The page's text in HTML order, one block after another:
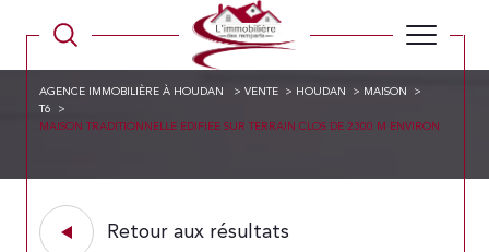
AGENCE IMMOBILIÈRE À HOUDAN VENTE HOUDAN
MAISON
T6
MAISON TRADITIONNELLE EDIFIEE SUR TERRAIN CLOS DE 2300 M ENVIRON
Retour aux résultats